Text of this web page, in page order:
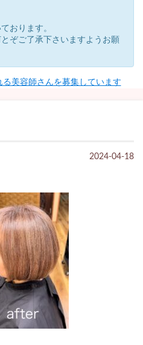
おります。
ぞご了承下さいますようお願
る美容師さんを募集しています
2024-04-18